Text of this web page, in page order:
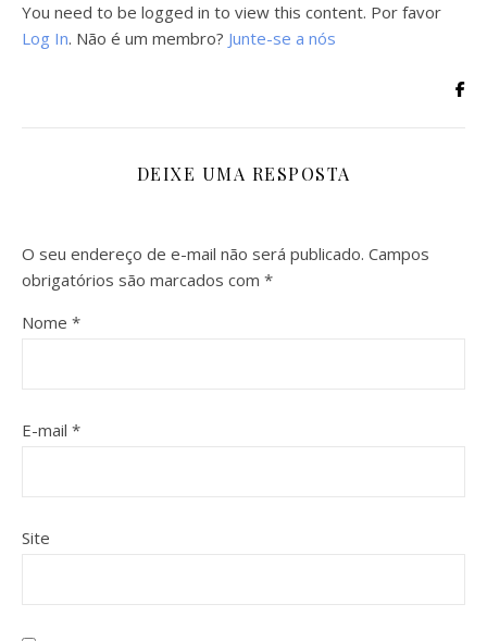
You need to be logged in to view this content. Por favor
Log In. Não é um membro? Junte-se a nós
DEIXE UMA RESPOSTA
O seu endereço de e-mail não será publicado. Campos
obrigatórios são marcados com *
Nome *
E-mail *
Site